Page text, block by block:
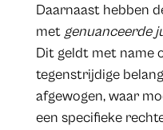
Daarnaast hebben
met genuanceerde
Dit geldt met name
tegenstrijdige
afgewogen, waar
een specifieke